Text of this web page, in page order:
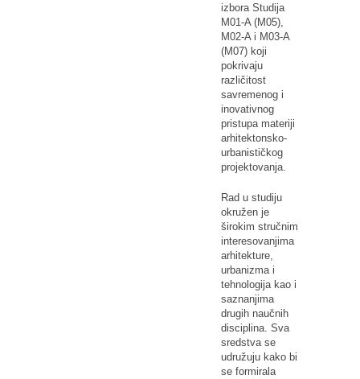
izbora Studija
M01-A (M05),
M02-A i M03-A
(M07) koji
pokrivaju
različitost
savremenog i
inovativnog
pristupa materiji
arhitektonsko-
urbanističkog
projektovanja.
Rad u studiju
okružen je
širokim stručnim
interesovanjima
arhitekture,
urbanizma i
tehnologija kao i
saznanjima
drugih naučnih
disciplina. Sva
sredstva se
udružuju kako bi
se formirala